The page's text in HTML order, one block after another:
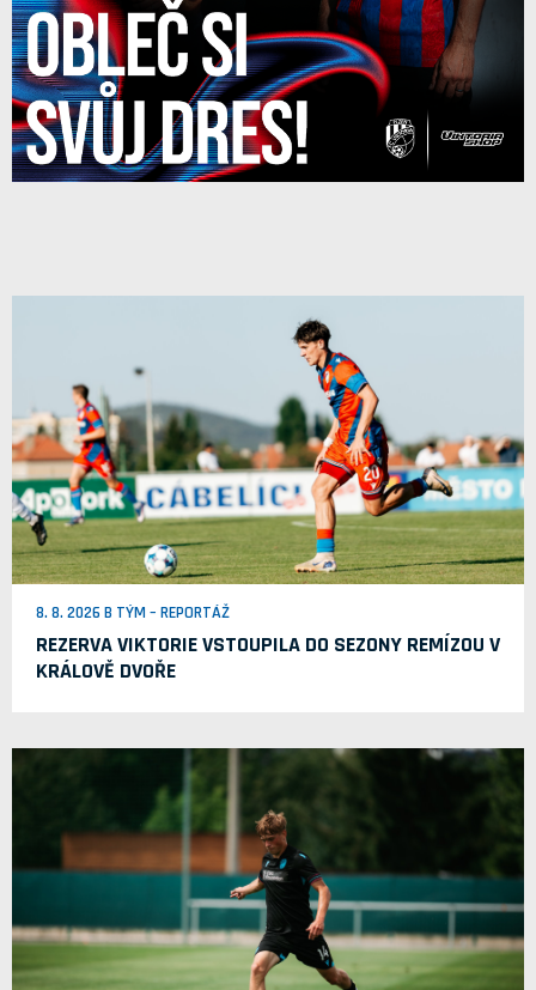
8. 8. 2026 B TÝM – REPORTÁŽ
REZERVA VIKTORIE VSTOUPILA DO SEZONY REMÍZOU V
KRÁLOVĚ DVOŘE